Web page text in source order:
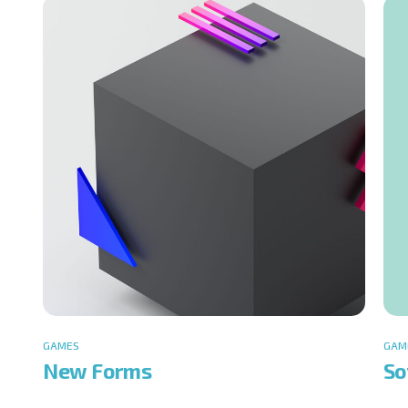
GAMES
New Forms